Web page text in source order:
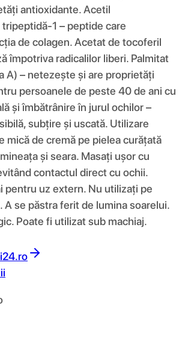
antioxidante. Acetil
1 – peptide care
de colagen. Acetat de tocoferil
împotriva radicalilor liberi. Palmitat
A) – netezește și are proprietăți
persoanele de peste 40 de ani cu
și îmbătrânire în jurul ochilor –
subțire și uscată. Utilizare
mică de cremă pe pielea curățată
și seara. Masați ușor cu
contactul direct cu ochii.
pentru uz extern. Nu utilizați pe
A se păstra ferit de lumina soarelui.
Poate fi utilizat sub machiaj.